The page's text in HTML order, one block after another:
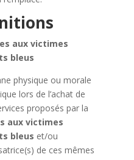
aux victimes
bleus
physique ou morale
lors de l’achat de
proposés par la
aux victimes
bleus et/ou
de ces mêmes